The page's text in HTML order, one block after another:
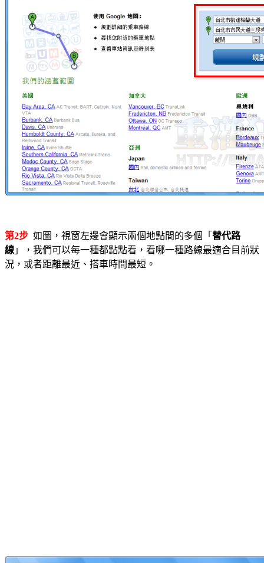
第2步 如圖，視窗左邊會顯示兩個地點間的多個「 替代路
線 」，我們可以每一種都點點看，看哪一種路線最適合目前狀
況，或者距離最近、搭車時間最短。